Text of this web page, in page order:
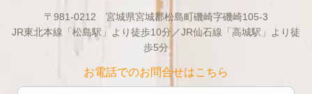
〒981-0212 宮城県宮城郡松島町磯崎字磯崎105-3
JR東北本線「松島駅」より徒歩10分／JR仙石線「高城駅」より徒
歩5分
お電話でのお問合せはこちら